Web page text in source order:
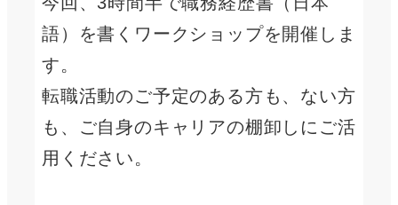
語）を書くワークショップを開催しま
す。
転職活動のご予定のある方も、ない方
も、ご自身のキャリアの棚卸しにご活
用ください。